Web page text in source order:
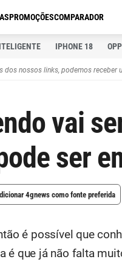
PROMOÇÕESCOMPARADOR
IPHONE 18
dos nossos links, podemos receber
vai
ser
4gnews como fonte preferida
é possível que
é que já não falta